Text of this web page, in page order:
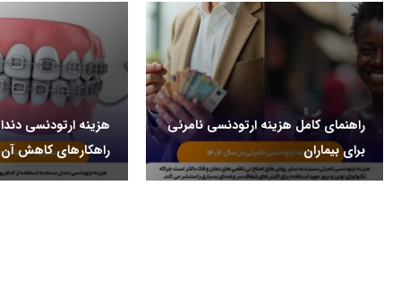
راهنمای کامل هزینه ارتودنسی نامرئی
برای بیماران
راهکارهای کاهش آن